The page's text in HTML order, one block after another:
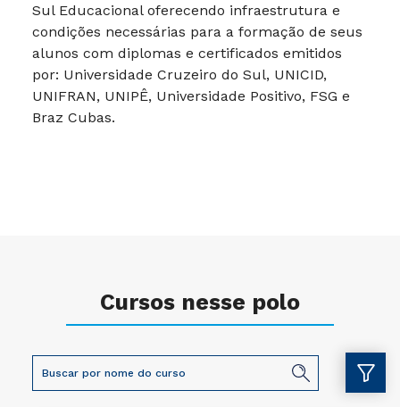
Sul Educacional oferecendo infraestrutura e
condições necessárias para a formação de seus
alunos com diplomas e certificados emitidos
por: Universidade Cruzeiro do Sul, UNICID,
UNIFRAN, UNIPÊ, Universidade Positivo, FSG e
Braz Cubas.
Cursos nesse polo